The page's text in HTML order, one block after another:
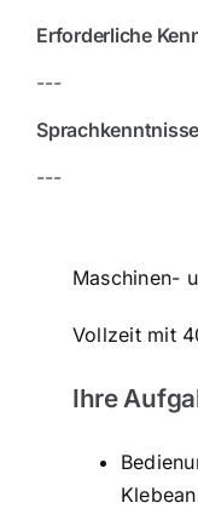
Erforderliche
---
---
Maschinen-
Vollzeit mit
Ihre